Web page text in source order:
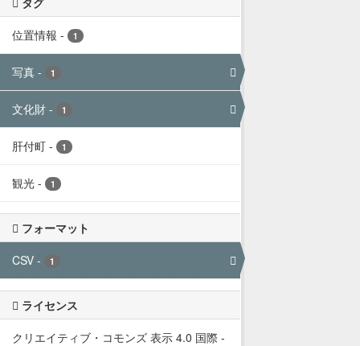
位置情報 - 1
写真 - 1
文化財 - 1
肝付町 - 1
観光 - 1
フォーマット
CSV - 1
ライセンス
クリエイティブ・コモンズ 表示 4.0 国際 -